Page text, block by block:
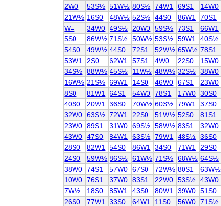
2W0
53S½ 51W½ 80S½ 74W1 69S1
14W0
21W½ 16S0 48W½ 52S½ 44S0 86W1
70S1
W=
34W0 49S½ 20W0 59S½ 73S1
66W1
5S0
86W½ 71S½ 50W½ 53S½ 59W1
40S½
54S0
49W½ 44S0 72S1 52W½ 65W½ 78S1
53W1
2S0 62W1 57S1 4W0 22S0
15W0
34S½ 88W½ 45S½ 11W½ 48W½ 32S½ 38W0
16W½ 21S½ 69W1 14S0 46W0 67S1
23W0
8S0
81W1 64S1 54W0 78S1 17W0 30S0
40S0
20W1 36S0 70W½ 60S½ 79W1
37S0
32W0 63S½ 72W1 22S0 51W½ 52S0
81S1
23W0 89S1 31W0 69S½ 58W½ 83S1
32W0
43W0 47S0 84W1 63S½ 79W1 48S½ 36S0
28S0
82W1 54S0 86W1 34S0 71W1
29S0
24S0
59W½ 86S½ 61W½ 71S½ 68W½ 64S½
38W0 74S1 57W0 67S0 72W½ 80S1
63W½
10W0 76S1 37W0 83S1 22W0 53S½ 43W0
7W½
18S0 85W1 43S0 80W1 39W0 51S0
26S0
77W1 33S0 64W1 11S0 56W0 71S½